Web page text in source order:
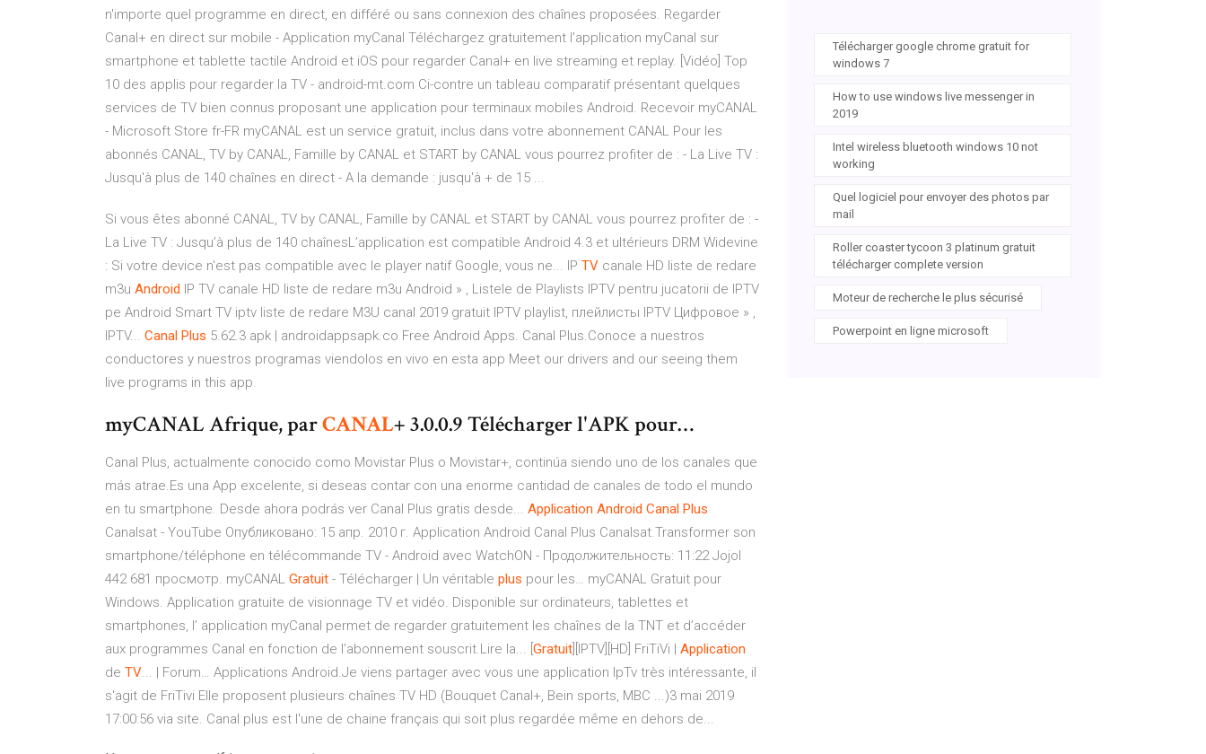
n'importe quel programme en direct, en différé ou sans connexion des chaînes proposées. Regarder
Canal+ en direct sur mobile - Application myCanal Téléchargez gratuitement l'application myCanal sur
smartphone et tablette tactile Android et iOS pour regarder Canal+ en live streaming et replay. [Vidéo] Top
10 des applis pour regarder la TV - android-mt.com Ci-contre un tableau comparatif présentant quelques
services de TV bien connus proposant une application pour terminaux mobiles Android. Recevoir myCANAL
- Microsoft Store fr-FR myCANAL est un service gratuit, inclus dans votre abonnement CANAL Pour les
abonnés CANAL, TV by CANAL, Famille by CANAL et START by CANAL vous pourrez profiter de : - La Live TV :
Jusqu'à plus de 140 chaînes en direct - A la demande : jusqu'à + de 15 ...
Si vous êtes abonné CANAL, TV by CANAL, Famille by CANAL et START by CANAL vous pourrez profiter de : -
La Live TV : Jusqu’à plus de 140 chaînesL’application est compatible Android 4.3 et ultérieurs DRM Widevine
: Si votre device n'est pas compatible avec le player natif Google, vous ne... IP TV canale HD liste de redare
m3u Android IP TV canale HD liste de redare m3u Android » , Listele de Playlists IPTV pentru jucatorii de IPTV
pe Android Smart TV iptv liste de redare M3U canal 2019 gratuit IPTV playlist, плейлисты IPTV Цифровое » ,
IPTV... Canal Plus 5.62.3 apk | androidappsapk.co Free Android Apps. Canal Plus.Conoce a nuestros
conductores y nuestros programas viendolos en vivo en esta app Meet our drivers and our seeing them
live programs in this app.
myCANAL Afrique, parCANAL+ 3.0.0.9 Télécharger l'APK pour…
Canal Plus, actualmente conocido como Movistar Plus o Movistar+, continúa siendo uno de los canales que
más atrae.Es una App excelente, si deseas contar con una enorme cantidad de canales de todo el mundo
en tu smartphone. Desde ahora podrás ver Canal Plus gratis desde... Application Android Canal Plus
Canalsat - YouTube Опубликовано: 15 апр. 2010 г. Application Android Canal Plus Canalsat.Transformer son
smartphone/téléphone en télécommande TV - Android avec WatchON - Продолжительность: 11:22 Jojol
442 681 просмотр. myCANAL Gratuit - Télécharger | Un véritable plus pour les… myCANAL Gratuit pour
Windows. Application gratuite de visionnage TV et vidéo. Disponible sur ordinateurs, tablettes et
smartphones, l’ application myCanal permet de regarder gratuitement les chaînes de la TNT et d’accéder
aux programmes Canal en fonction de l’abonnement souscrit.Lire la... [ Gratuit ][IPTV][HD] FriTiVi | Application
de TV... | Forum… Applications Android.Je viens partager avec vous une application IpTv très intéressante, il
s'agit de FriTivi Elle proposent plusieurs chaînes TV HD (Bouquet Canal+, Bein sports, MBC ...)3 mai 2019
17:00:56 via site. Canal plus est l'une de chaine français qui soit plus regardée même en dehors de...
Télécharger google chrome gratuit for
windows 7
How to use windows live messenger in
2019
Intel wireless bluetooth windows 10 not
working
Quel logiciel pour envoyer des photos par
mail
Roller coaster tycoon 3 platinum gratuit
télécharger complete version
Moteur de recherche le plus sécurisé
Powerpoint en ligne microsoft